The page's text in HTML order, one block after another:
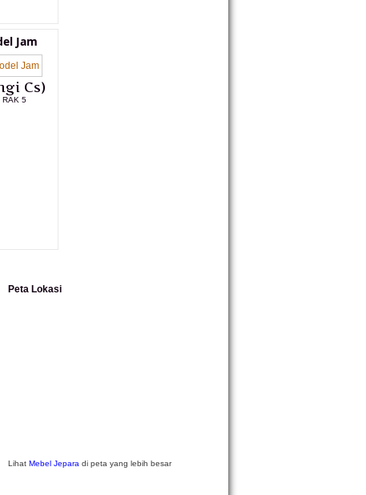
Jam
Cs)
RAK 5
Peta Lokasi
Lihat Mebel Jepara di peta yang lebih besar